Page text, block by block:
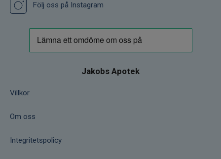
Följ oss på Instagram
Jakobs Apotek
Villkor
Om oss
Integritetspolicy